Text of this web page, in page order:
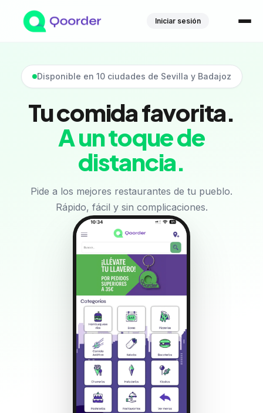
Iniciar sesión
Disponible en 10 ciudades de Sevilla y Badajoz
Tu comida favorita.
A un toque de
distancia.
Pide a los mejores restaurantes de tu pueblo.
Rápido, fácil y sin complicaciones.